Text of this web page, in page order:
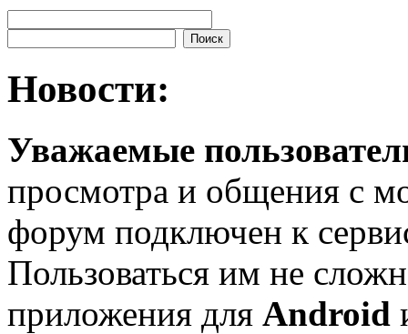
Новости:
Уважаемые
просмотра и общения с
форум подключен к
Пользоваться им не
приложения для Android